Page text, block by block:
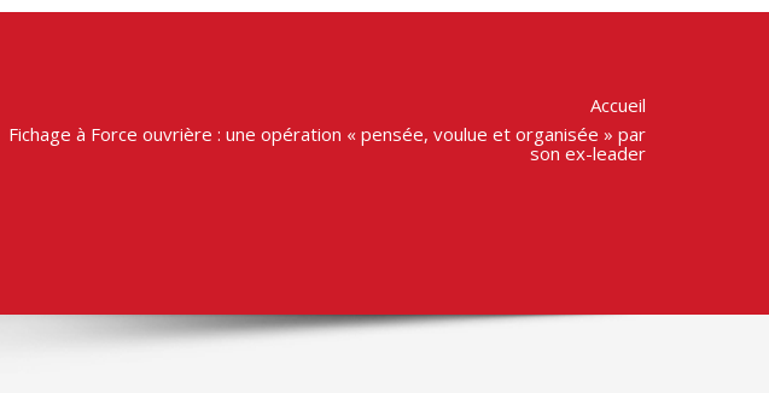
Accueil
Fichage à Force ouvrière : une opération « pensée, voulue et organisée » par
son ex-leader